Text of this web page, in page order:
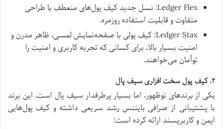
Ledger Flex: نسل جدید کیف پول‌های منعطف با طراحی
متفاوت و قابلیت استفاده روزمره.
Ledger Stax: کیف پولی با صفحه‌نمایش لمسی، ظاهر مدرن و
امنیت بسیار بالا، برای کسانی که تجربه کاربری و امنیت را
توأمان می‌خواهند.
۲. کیف پول سخت افزاری سیف پال
یکی از برند‌های نوظهور، اما بسیار پرطرفدار سیف پال است. این برند
با پشتیبانی از صرافی بایننس رشد سریعی داشته و کیف پول‌هایی
ایمن و کاربرپسند ارائه کرده است: